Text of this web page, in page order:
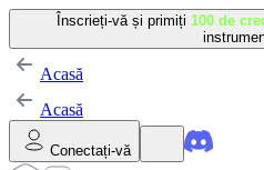
Înscrieți-vă și primiți 100 de
Acasă
Acasă
Conectați-vă